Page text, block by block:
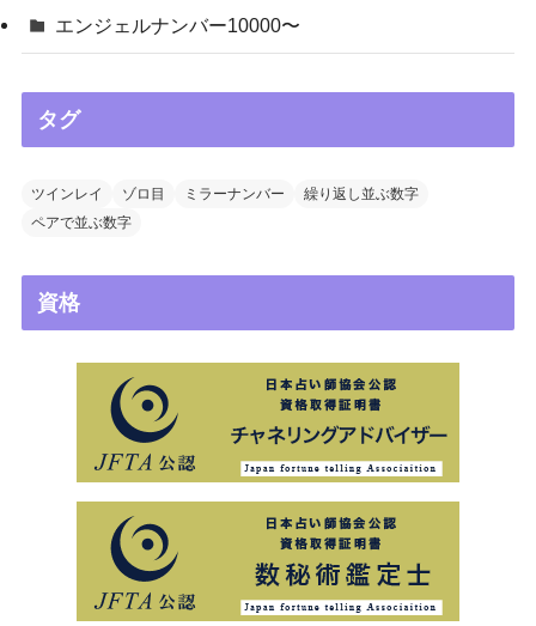
エンジェルナンバー10000〜
タグ
ツインレイ ゾロ目 ミラーナンバー
繰り返し並ぶ数字
ペアで並ぶ数字
資格